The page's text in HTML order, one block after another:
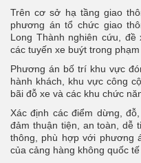
Trên cơ sở hạ tầng giao
phương án tổ chức giao
Long Thành nghiên cứu,
các tuyến xe buýt trong
Phương án bố trí khu vực
hành khách, khu vực công
bãi đỗ xe và các khu chức
Xác định các điểm dừng,
đảm thuận tiện, an toàn, dễ
thông, phù hợp với phương
của cảng hàng không quốc tế